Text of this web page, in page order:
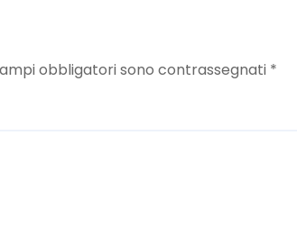
obbligatori sono contrassegnati *